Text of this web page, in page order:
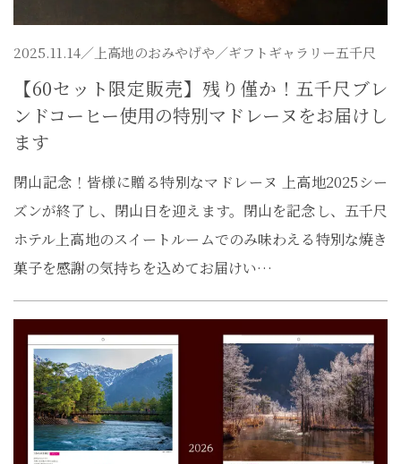
2025.11.14／ 上高地のおみやげや／ギフトギャラリー五千尺
【60セット限定販売】残り僅か！五千尺ブレ
ンドコーヒー使用の特別マドレーヌをお届けし
ます
閉山記念！皆様に贈る特別なマドレーヌ 上高地2025シー
ズンが終了し、閉山日を迎えます。閉山を記念し、五千尺
ホテル上高地のスイートルームでのみ味わえる特別な焼き
菓子を感謝の気持ちを込めてお届けい…